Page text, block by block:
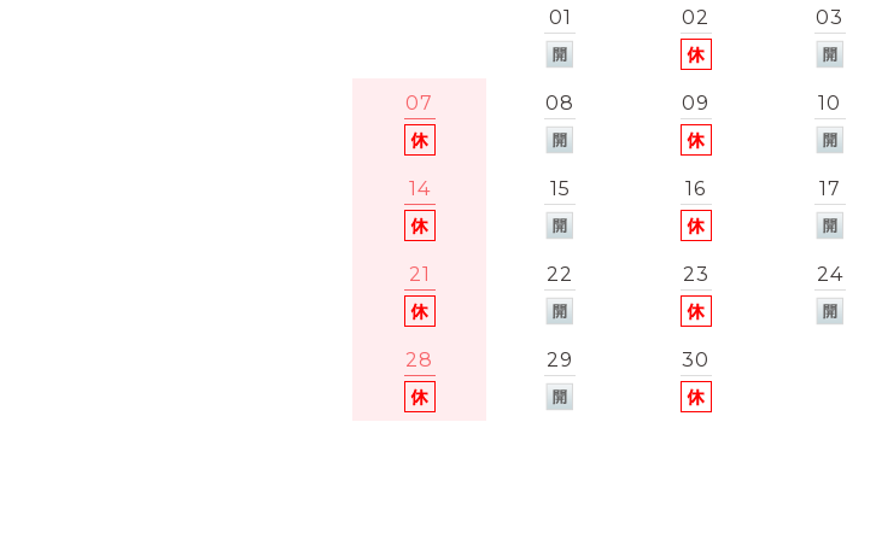
01 02 03
07 08 09 10
14 15 16 17
21 22 23 24
28 29 30